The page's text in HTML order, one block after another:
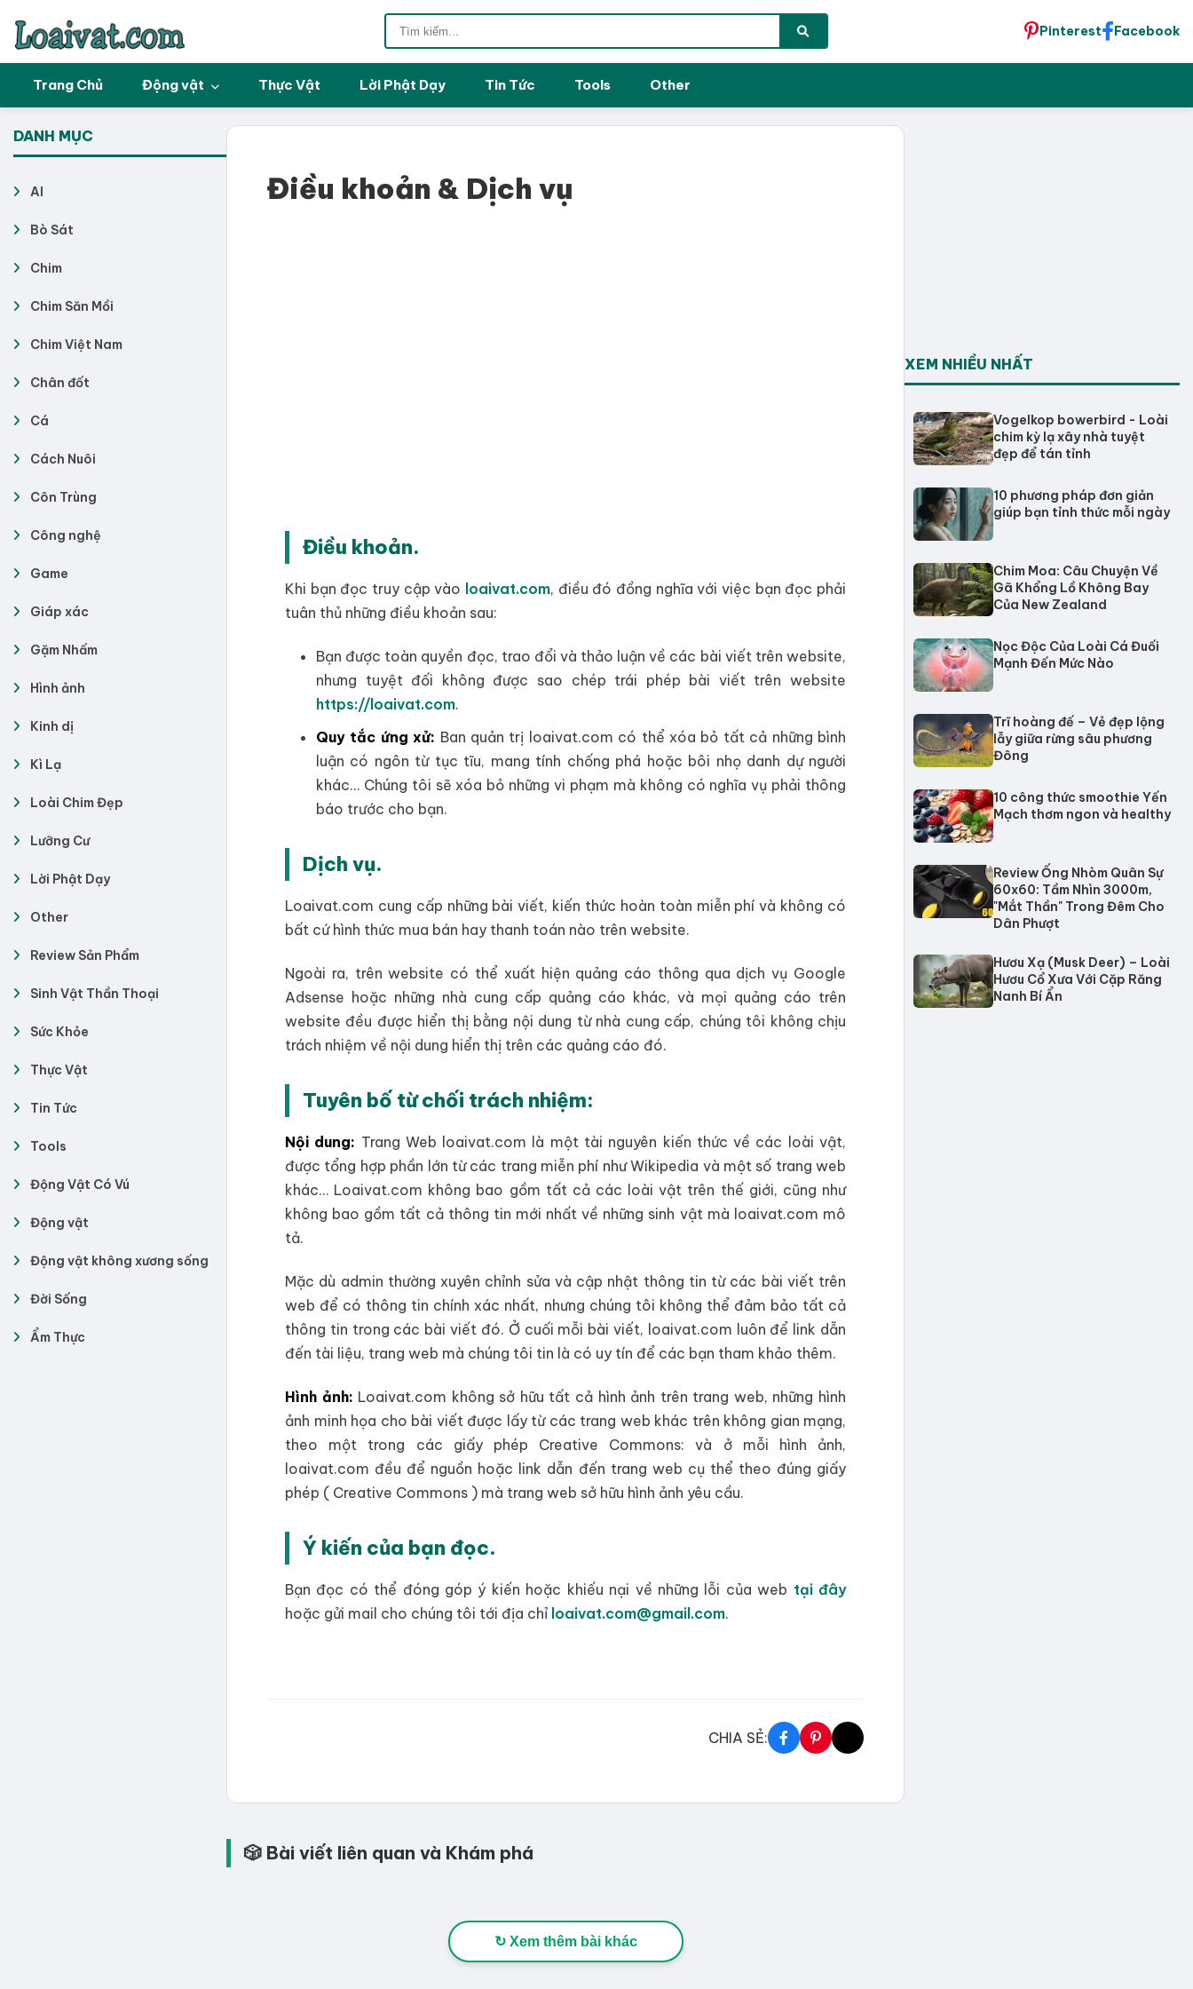
Pinterest Facebook
Trang Chủ Động vật Thực Vật Lời Phật Dạy Tin Tức Tools Other
DANH MỤC
AI
Bò Sát
Chim
Chim Săn Mồi
Chim Việt Nam
Chân đốt
Cá
Cách Nuôi
Côn Trùng
Công nghệ
Game
Giáp xác
Gặm Nhấm
Hình ảnh
Kinh dị
Kì Lạ
Loài Chim Đẹp
Lưỡng Cư
Lời Phật Dạy
Other
Review Sản Phẩm
Sinh Vật Thần Thoại
Sức Khỏe
Thực Vật
Tin Tức
Tools
Động Vật Có Vú
Động vật
Động vật không xương sống
Đời Sống
Ẩm Thực
Điều khoản & Dịch vụ
Điều khoản.
Khi bạn đọc truy cập vào loaivat.com, điều đó đồng nghĩa với việc bạn đọc phải
tuân thủ những điều khoản sau:
Bạn được toàn quyền đọc, trao đổi và thảo luận về các bài viết trên website,
nhưng tuyệt đối không được sao chép trái phép bài viết trên website
https://loaivat.com.
Quy tắc ứng xử: Ban quản trị loaivat.com có thể xóa bỏ tất cả những bình
luận có ngôn từ tục tĩu, mang tính chống phá hoặc bôi nhọ danh dự người
khác… Chúng tôi sẽ xóa bỏ những vi phạm mà không có nghĩa vụ phải thông
báo trước cho bạn.
Dịch vụ.
Loaivat.com cung cấp những bài viết, kiến thức hoàn toàn miễn phí và không có
bất cứ hình thức mua bán hay thanh toán nào trên website.
Ngoài ra, trên website có thể xuất hiện quảng cáo thông qua dịch vụ Google
Adsense hoặc những nhà cung cấp quảng cáo khác, và mọi quảng cáo trên
website đều được hiển thị bằng nội dung từ nhà cung cấp, chúng tôi không chịu
trách nhiệm về nội dung hiển thị trên các quảng cáo đó.
Tuyên bố từ chối trách nhiệm:
Nội dung: Trang Web loaivat.com là một tài nguyên kiến thức về các loài vật,
được tổng hợp phần lớn từ các trang miễn phí như Wikipedia và một số trang web
khác… Loaivat.com không bao gồm tất cả các loài vật trên thế giới, cũng như
không bao gồm tất cả thông tin mới nhất về những sinh vật mà loaivat.com mô
tả.
Mặc dù admin thường xuyên chỉnh sửa và cập nhật thông tin từ các bài viết trên
web để có thông tin chính xác nhất, nhưng chúng tôi không thể đảm bảo tất cả
thông tin trong các bài viết đó. Ở cuối mỗi bài viết, loaivat.com luôn để link dẫn
đến tài liệu, trang web mà chúng tôi tin là có uy tín để các bạn tham khảo thêm.
Hình ảnh: Loaivat.com không sở hữu tất cả hình ảnh trên trang web, những hình
ảnh minh họa cho bài viết được lấy từ các trang web khác trên không gian mạng,
theo một trong các giấy phép Creative Commons: và ở mỗi hình ảnh,
loaivat.com đều để nguồn hoặc link dẫn đến trang web cụ thể theo đúng giấy
phép ( Creative Commons ) mà trang web sở hữu hình ảnh yêu cầu.
Ý kiến của bạn đọc.
Bạn đọc có thể đóng góp ý kiến hoặc khiếu nại về những lỗi của web tại đây
hoặc gửi mail cho chúng tôi tới địa chỉ loaivat.com@gmail.com.
CHIA SẺ:
🎲 Bài viết liên quan và Khám phá
↻ Xem thêm bài khác
XEM NHIỀU NHẤT
Vogelkop bowerbird - Loài
chim kỳ lạ xây nhà tuyệt
đẹp để tán tỉnh
10 phương pháp đơn giản
giúp bạn tỉnh thức mỗi ngày
Chim Moa: Câu Chuyện Về
Gã Khổng Lồ Không Bay
Của New Zealand
Nọc Độc Của Loài Cá Đuối
Mạnh Đến Mức Nào
Trĩ hoàng đế – Vẻ đẹp lộng
lẫy giữa rừng sâu phương
Đông
10 công thức smoothie Yến
Mạch thơm ngon và healthy
Review Ống Nhòm Quân Sự
60x60: Tầm Nhìn 3000m,
"Mắt Thần" Trong Đêm Cho
Dân Phượt
Hươu Xạ (Musk Deer) – Loài
Hươu Cổ Xưa Với Cặp Răng
Nanh Bí Ẩn